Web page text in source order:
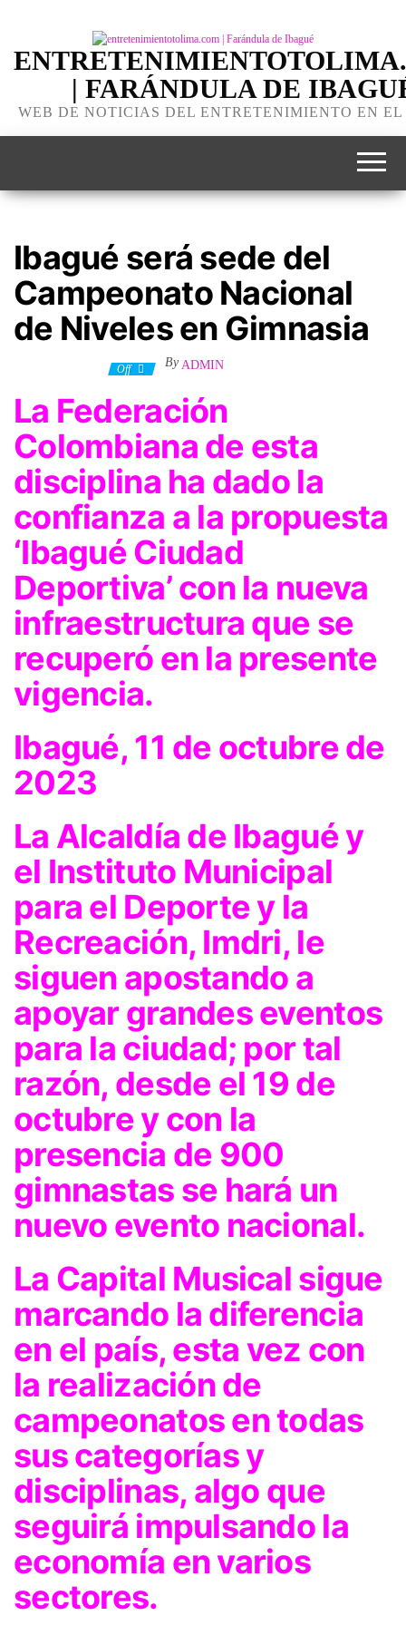
| FARÁNDULA DE
WEB DE NOTICIAS DEL ENTRETENIMIENTO EN
Ibagué será sede del
Campeonato Nacional
de Niveles en Gimnasia
Off By ADMIN
La Federación
Colombiana de esta
disciplina ha dado la
confianza a la propuesta
‘Ibagué Ciudad
Deportiva’ con la nueva
infraestructura que se
recuperó en la presente
vigencia.
Ibagué, 11 de octubre de
2023
La Alcaldía de Ibagué y
el Instituto Municipal
para el Deporte y la
Recreación, Imdri, le
siguen apostando a
apoyar grandes eventos
para la ciudad; por tal
razón, desde el 19 de
octubre y con la
presencia de 900
gimnastas se hará un
nuevo evento nacional.
La Capital Musical sigue
marcando la diferencia
en el país, esta vez con
la realización de
campeonatos en todas
sus categorías y
disciplinas, algo que
seguirá impulsando la
economía en varios
sectores.